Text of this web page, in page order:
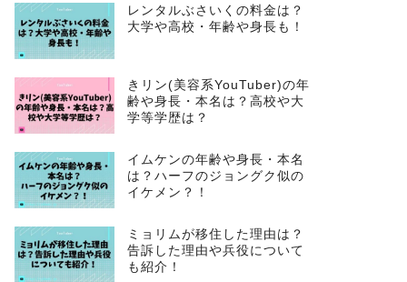
レンタルぶさいくの料金は？
大学や高校・年齢や身長も！
きリン(美容系YouTuber)の年
齢や身長・本名は？高校や大
学等学歴は？
イムケンの年齢や身長・本名
は？ハーフのジョングク似の
イケメン？！
ミョリムが移住した理由は？
告訴した理由や兵役について
も紹介！